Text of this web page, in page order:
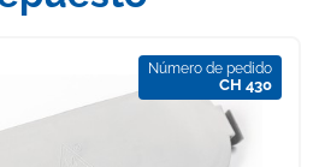
Número de pedido
CH 430